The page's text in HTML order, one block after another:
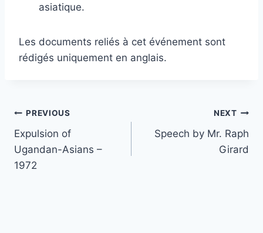
asiatique.
Les documents reliés à cet événement sont
rédigés uniquement en anglais.
Post
navigation
PREVIOUS
Expulsion of
Ugandan-Asians –
1972
NEXT
Speech by Mr. Raph
Girard